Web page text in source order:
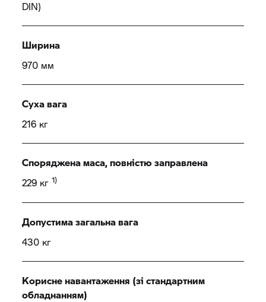
DIN)
Ширина
970 мм
Суха вага
216 кг
Споряджена маса, повністю заправлена
229 кг 1)
Допустима загальна вага
430 кг
Корисне навантаження (зі стандартним
обладнанням)